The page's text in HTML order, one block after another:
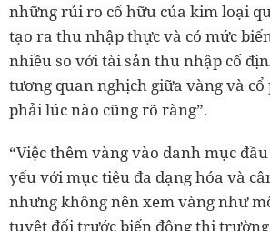
những rủi ro cố hữu của kim loại
tạo ra thu nhập thực và có mức
nhiều so với tài sản thu nhập cố
tương quan nghịch giữa vàng và cổ
phải lúc nào cũng rõ ràng”.
“Việc thêm vàng vào danh mục
yếu với mục tiêu đa dạng hóa và
nhưng không nên xem vàng như
tuyệt đối trước biến động thị